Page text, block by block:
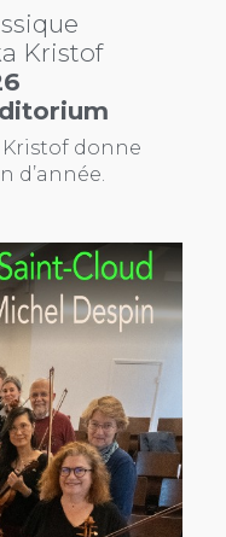
Kristof
Kristof donne
d’année.